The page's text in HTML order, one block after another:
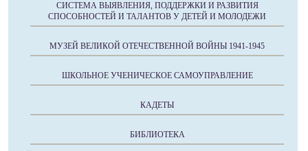
СИСТЕМА ВЫЯВЛЕНИЯ, ПОДДЕРЖКИ И РАЗВИТИЯ
СПОСОБНОСТЕЙ И ТАЛАНТОВ У ДЕТЕЙ И МОЛОДЕЖИ
МУЗЕЙ ВЕЛИКОЙ ОТЕЧЕСТВЕННОЙ ВОЙНЫ 1941-1945
ШКОЛЬНОЕ УЧЕНИЧЕСКОЕ САМОУПРАВЛЕНИЕ
КАДЕТЫ
БИБЛИОТЕКА